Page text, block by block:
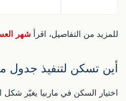
للمزيد من التفاصيل، اقرأ شهر
أين تسكن لتنفيذ جدول
اختيار السكن في ماربيا يغيّر